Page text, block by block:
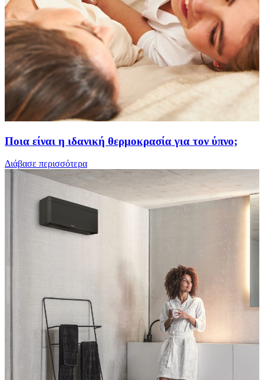
Ποια είναι η ιδανική θερμοκρασία για τον ύπνο;
Διάβασε περισσότερα